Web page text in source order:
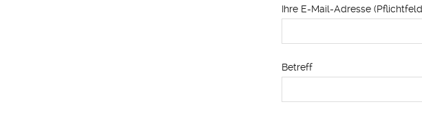
Ihre E-Mail-Adresse
Betreff